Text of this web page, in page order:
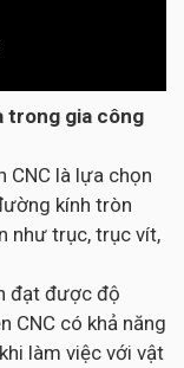
trong gia công
CNC là lựa chọn
kính tròn
như trục, trục vít,
đạt được độ
CNC có khả năng
làm việc với vật